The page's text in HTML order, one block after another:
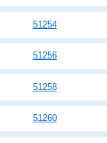
51254
51256
51258
51260